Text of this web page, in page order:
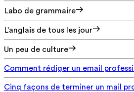
Labo de grammaire
L'anglais de tous les jour
Un peu de culture
Comment rédiger un email
Cinq façons de terminer un mail